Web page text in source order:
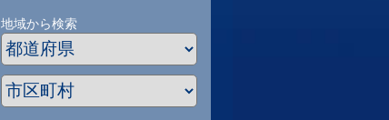
地域から検索